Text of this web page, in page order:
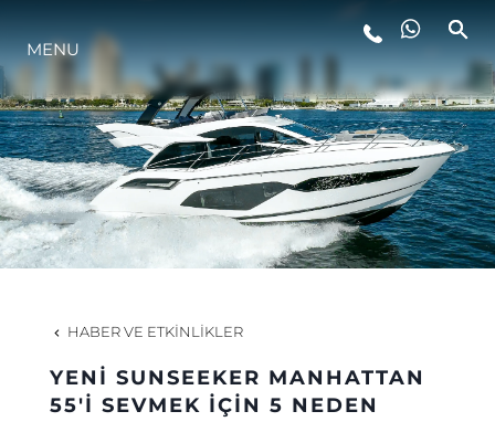
YAŞAM ŞEKLİ
YENILIK
ŞİRKET
EKIP
MİRAS
ITALY ADVENTURES
MENU
HABER VE ETKINLIKLER
YENİ SUNSEEKER MANHATTAN
55'İ SEVMEK İÇİN 5 NEDEN